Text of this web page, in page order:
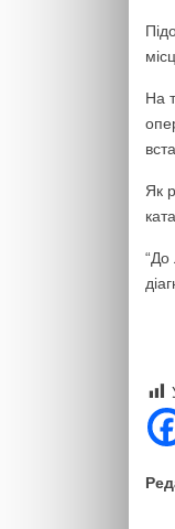
На
Як
“До